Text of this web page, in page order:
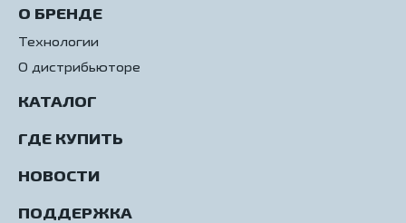
О БРЕНДЕ
Технологии
О дистрибьюторе
КАТАЛОГ
ПОДДЕРЖКА
ГДЕ КУПИТЬ
НОВОСТИ